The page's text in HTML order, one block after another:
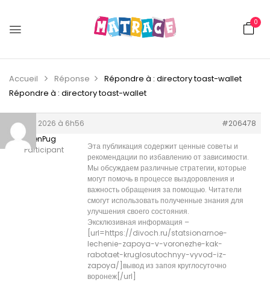
0
Accueil Réponse
Répondre à : directory toast-wallet
Répondre à : directory toast-wallet
10 juin 2026 à 6h56
#206478
AllenPug
Participant
Эта публикация содержит ценные советы и
рекомендации по избавлению от зависимости.
Мы обсуждаем различные стратегии, которые
могут помочь в процессе выздоровления и
важность обращения за помощью. Читатели
смогут использовать полученные знания для
улучшения своего состояния.
Эксклюзивная информация –
[url=https://divoch.ru/statsionarnoe-
lechenie-zapoya-v-voronezhe-kak-
rabotaet-kruglosutochnyy-vyvod-iz-
zapoya/]вывод из запоя круглосуточно
воронеж[/url]